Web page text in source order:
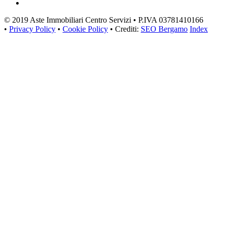
© 2019 Aste Immobiliari Centro Servizi • P.IVA 03781410166
• Privacy Policy • Cookie Policy • Crediti: SEO Bergamo Index